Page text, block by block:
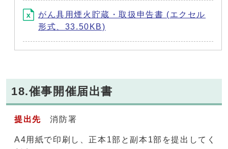
がん具用煙火貯蔵・取扱申告書 (エクセル
形式、33.50KB)
18.催事開催届出書
提出先消防署
A4用紙で印刷し、正本1部と副本1部を提出してく